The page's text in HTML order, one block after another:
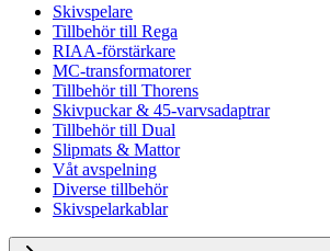
Skivspelare
Tillbehör till Rega
RIAA-förstärkare
MC-transformatorer
Tillbehör till Thorens
Skivpuckar & 45-varvsadaptrar
Tillbehör till Dual
Slipmats & Mattor
Våt avspelning
Diverse tillbehör
Skivspelarkablar